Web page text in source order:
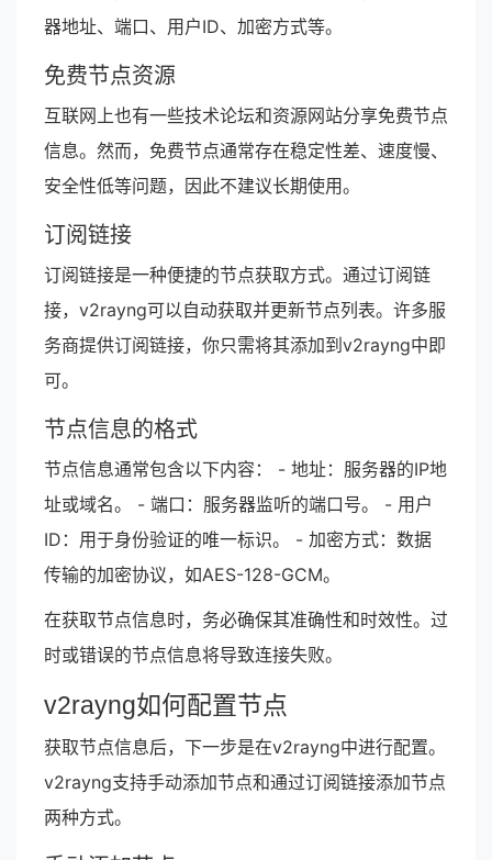
器地址、端口、用户ID、加密方式等。
免费节点资源
互联网上也有一些技术论坛和资源网站分享免费节点
信息。然而，免费节点通常存在稳定性差、速度慢、
安全性低等问题，因此不建议长期使用。
订阅链接
订阅链接是一种便捷的节点获取方式。通过订阅链
接，v2rayng可以自动获取并更新节点列表。许多服
务商提供订阅链接，你只需将其添加到v2rayng中即
可。
节点信息的格式
节点信息通常包含以下内容： - 地址：服务器的IP地
址或域名。 - 端口：服务器监听的端口号。 - 用户
ID：用于身份验证的唯一标识。 - 加密方式：数据
传输的加密协议，如AES-128-GCM。
在获取节点信息时，务必确保其准确性和时效性。过
时或错误的节点信息将导致连接失败。
v2rayng如何配置节点
获取节点信息后，下一步是在v2rayng中进行配置。
v2rayng支持手动添加节点和通过订阅链接添加节点
两种方式。